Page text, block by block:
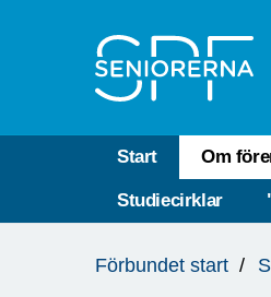
Start Om
Studiecirklar
är
Förbundet start